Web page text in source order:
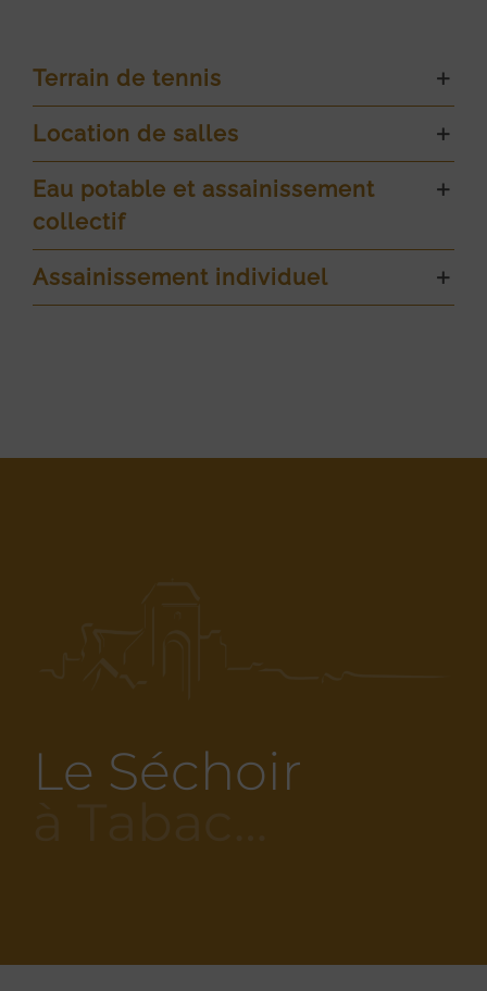
Terrain de tennis
Location de salles
Eau potable et assainissement
collectif
Assainissement individuel
Le Séchoir